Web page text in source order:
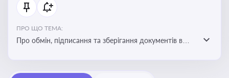
ПРО ЩО ТЕМА:
Про обмін, підписання та зберігання документів в